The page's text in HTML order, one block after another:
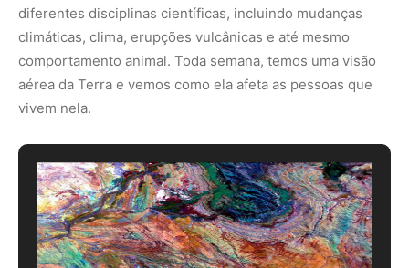
diferentes disciplinas científicas, incluindo mudanças
climáticas, clima, erupções vulcânicas e até mesmo
comportamento animal. Toda semana, temos uma visão
aérea da Terra e vemos como ela afeta as pessoas que
vivem nela.